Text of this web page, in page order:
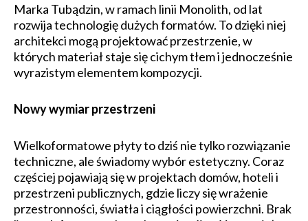
Marka Tubądzin, w ramach linii Monolith, od lat
rozwija technologię dużych formatów. To dzięki niej
architekci mogą projektować przestrzenie, w
których materiał staje się cichym tłem i jednocześnie
wyrazistym elementem kompozycji.
Nowy wymiar przestrzeni
Wielkoformatowe płyty to dziś nie tylko rozwiązanie
techniczne, ale świadomy wybór estetyczny. Coraz
częściej pojawiają się w projektach domów, hoteli i
przestrzeni publicznych, gdzie liczy się wrażenie
przestronności, światła i ciągłości powierzchni. Brak